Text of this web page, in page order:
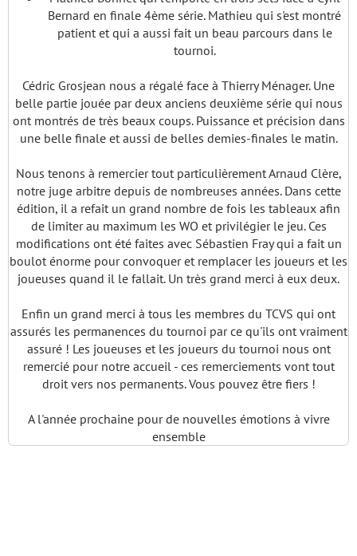
Bernard en finale 4ème série. Mathieu qui s'est montré
patient et qui a aussi fait un beau parcours dans le
tournoi.
Cédric Grosjean nous a régalé face à Thierry Ménager. Une
belle partie jouée par deux anciens deuxième série qui nous
ont montrés de très beaux coups. Puissance et précision dans
une belle finale et aussi de belles demies-finales le matin.
Nous tenons à remercier tout particulièrement Arnaud Clère,
notre juge arbitre depuis de nombreuses années. Dans cette
édition, il a refait un grand nombre de fois les tableaux afin
de limiter au maximum les WO et privilégier le jeu. Ces
modifications ont été faites avec Sébastien Fray qui a fait un
boulot énorme pour convoquer et remplacer les joueurs et les
joueuses quand il le fallait. Un très grand merci à eux deux.
Enfin un grand merci à tous les membres du TCVS qui ont
assurés les permanences du tournoi par ce qu'ils ont vraiment
assuré ! Les joueuses et les joueurs du tournoi nous ont
remercié pour notre accueil - ces remerciements vont tout
droit vers nos permanents. Vous pouvez être fiers !
A l'année prochaine pour de nouvelles émotions à vivre
ensemble